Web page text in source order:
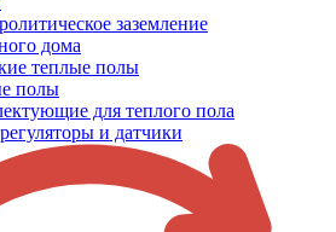
заземление
дома
теплые полы
полы
для теплого пола
и датчики